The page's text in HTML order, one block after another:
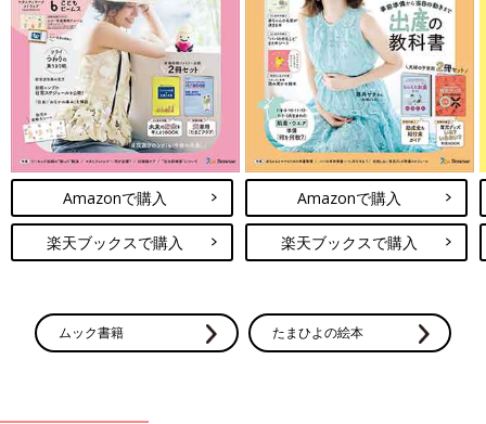
Amazonで購入
楽天ブックスで購入
Amazonで購入
楽天ブックスで購入
ムック書籍 たまひよの絵本